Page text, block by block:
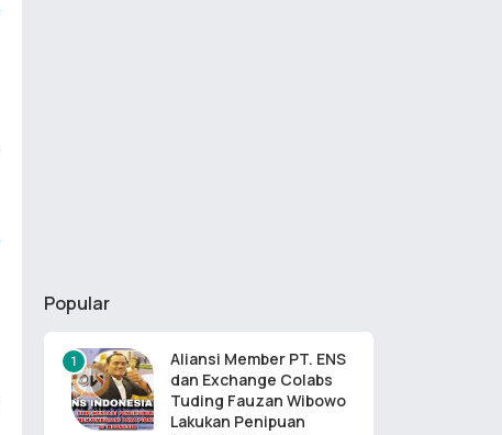
Popular
Aliansi Member PT. ENS
dan Exchange Colabs
Tuding Fauzan Wibowo
Lakukan Penipuan